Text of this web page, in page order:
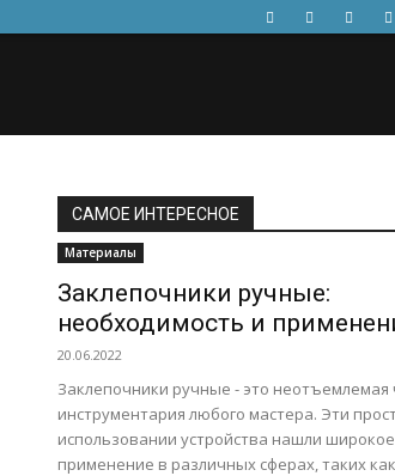
САМОЕ ИНТЕРЕСНОЕ
Материалы
Заклепочники ручные:
необходимость и
20.06.2022
Заклепочники ручные - это неотъемлемая
инструментария любого мастера. Эти
использовании устройства нашли широкое
применение в различных сферах, таких как